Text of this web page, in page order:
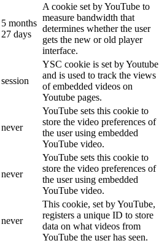
5 months
27 days
A cookie set by YouTube to
measure bandwidth that
determines whether the user
gets the new or old player
interface.
session
YSC cookie is set by Youtube
and is used to track the views
of embedded videos on
Youtube pages.
never
YouTube sets this cookie to
store the video preferences of
the user using embedded
YouTube video.
never
YouTube sets this cookie to
store the video preferences of
the user using embedded
YouTube video.
never
This cookie, set by YouTube,
registers a unique ID to store
data on what videos from
YouTube the user has seen.